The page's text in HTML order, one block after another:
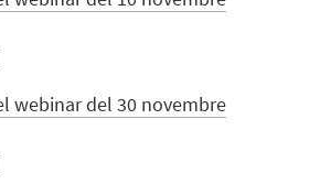
webinar del 30 novembre